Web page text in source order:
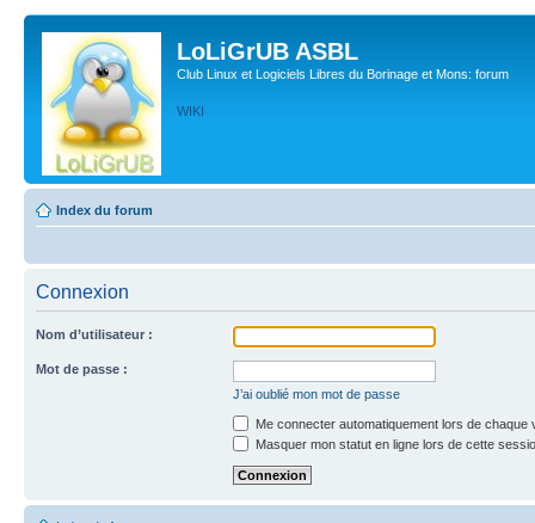
LoLiGrUB ASBL
Club Linux et Logiciels Libres du Borinage et Mons: forum
WIKI
Index du forum
Connexion
Nom d’utilisateur :
Mot de passe :
J’ai oublié mon mot de passe
Me connecter automatiquement lors de chaque
Masquer mon statut en ligne lors de cette